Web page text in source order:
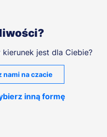
jest dla Ciebie?
nami na czacie
inną formę